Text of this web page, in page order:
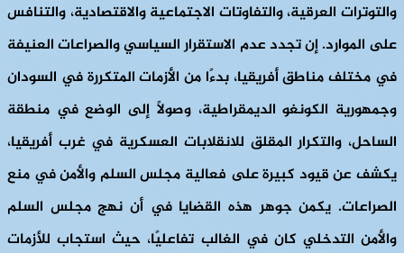
والتوترات العرقية، والتفاوتات الاجتماعية والاقتصادية، والتنافس
على الموارد. إن تجدد عدم الاستقرار السياسي والصراعات العنيفة
في مختلف مناطق أفريقيا، بدءًا من الأزمات المتكررة في السودان
وجمهورية الكونغو الديمقراطية، وصولًا إلى الوضع في منطقة
الساحل، والتكرار المقلق للانقلابات العسكرية في غرب أفريقيا،
يكشف عن قيود كبيرة على فعالية مجلس السلم والأمن في منع
الصراعات. يكمن جوهر هذه القضايا في أن نهج مجلس السلم
والأمن التدخلي كان في الغالب تفاعليًا، حيث استجاب للأزمات